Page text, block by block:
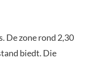
De zone rond 2,30
biedt. Die